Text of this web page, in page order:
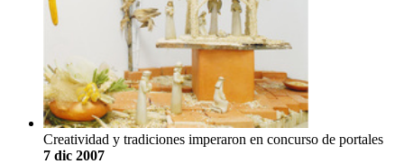
Creatividad y tradiciones imperaron en concurso de portales
7 dic 2007